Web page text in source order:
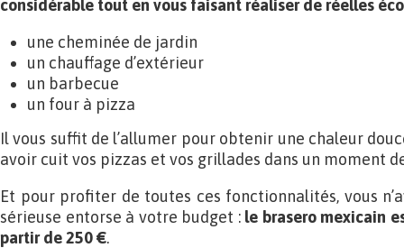
considérable tout en vous faisant réaliser de réelles
une cheminée de jardin
un chauffage d’extérieur
un barbecue
un four à pizza
Il vous suffit de l’allumer pour obtenir une chaleur
avoir cuit vos pizzas et vos grillades dans un moment
Et pour profiter de toutes ces fonctionnalités, vous
sérieuse entorse à votre budget :le brasero mexicain
partir de 250 €.